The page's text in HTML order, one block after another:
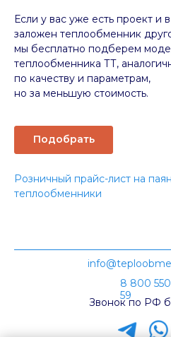
Подобрать
Если у вас уже есть проект и
заложен теплообменник
мы бесплатно подберем
теплообменника ТТ,
по качеству и параметрам,
но за меньшую стоимость.
Розничный прайс-лист на
теплообменники
Звонок по РФ
8 800 550
59